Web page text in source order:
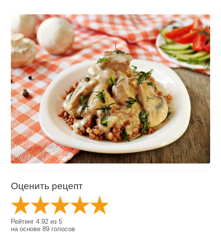
Оценить рецепт
Рейтинг4.92 из5
на основе89 голосов